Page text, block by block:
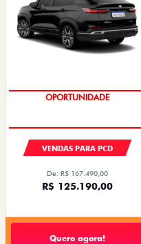
OPORTUNIDADE
VENDAS PARA PCD
De: R$ 167.490,00
R$ 125.190,00
Quero agora!